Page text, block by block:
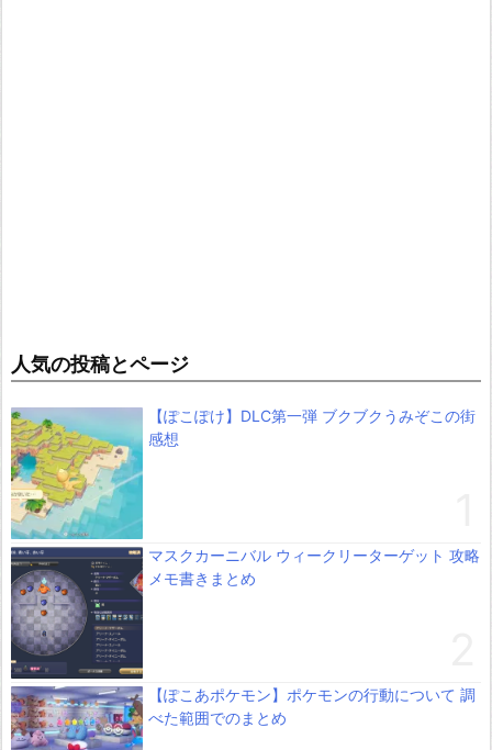
人気の投稿とページ
【ぽこぽけ】DLC第一弾 ブクブクうみぞこの街
感想
マスクカーニバル ウィークリーターゲット 攻略
メモ書きまとめ
【ぽこあポケモン】ポケモンの行動について 調
べた範囲でのまとめ